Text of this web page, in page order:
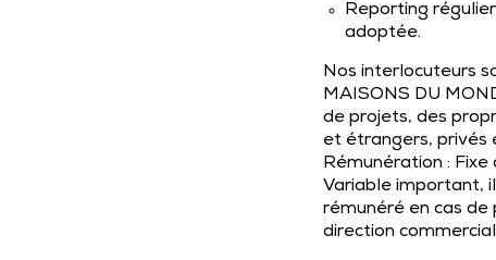
Reporting
adoptée.
Nos interlocuteurs
MAISONS DU
de projets, des
et étrangers, privés
Rémunération :
Variable important,
rémunéré en cas
direction